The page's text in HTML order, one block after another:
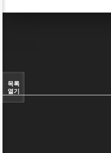
목록
열기